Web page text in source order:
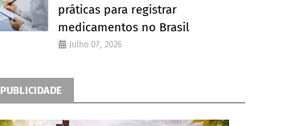
práticas para registrar
medicamentos no Brasil
Julho 07, 2026
PUBLICIDADE